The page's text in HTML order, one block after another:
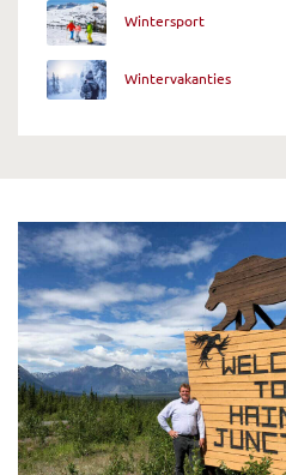
Wintersport
Wintervakanties